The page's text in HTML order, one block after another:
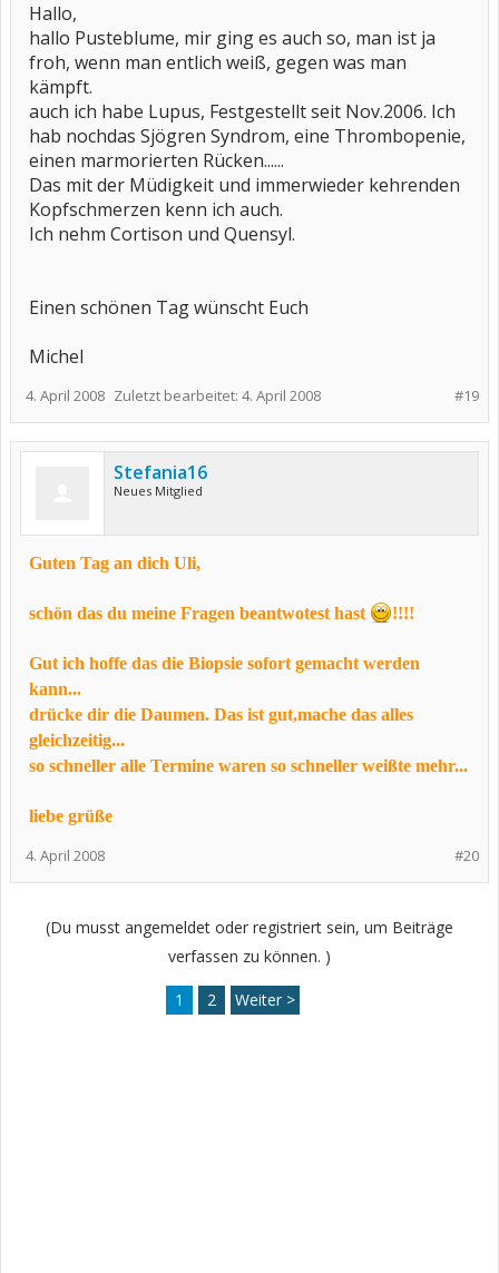
Hallo,
hallo Pusteblume, mir ging es auch so, man ist ja
froh, wenn man entlich weiß, gegen was man
kämpft.
auch ich habe Lupus, Festgestellt seit Nov.2006. Ich
hab nochdas Sjögren Syndrom, eine Thrombopenie,
einen marmorierten Rücken......
Das mit der Müdigkeit und immerwieder kehrenden
Kopfschmerzen kenn ich auch.
Ich nehm Cortison und Quensyl.
Einen schönen Tag wünscht Euch
Michel
#19
4. April 2008 Zuletzt bearbeitet: 4. April 2008
Stefania16
Neues Mitglied
Guten Tag an dich Uli,
schön das du meine Fragen beantwotest hast !!!!
Gut ich hoffe das die Biopsie sofort gemacht werden
kann...
drücke dir die Daumen. Das ist gut,mache das alles
gleichzeitig...
so schneller alle Termine waren so schneller weißte mehr...
liebe grüße
#20
4. April 2008
(Du musst angemeldet oder registriert sein, um Beiträge
verfassen zu können. )
1 2 Weiter >